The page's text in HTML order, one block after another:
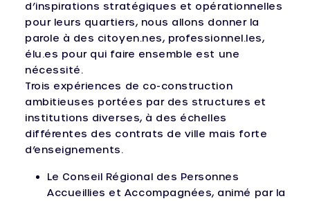
d’inspirations stratégiques et opérationnelles
pour leurs quartiers, nous allons donner la
parole à des citoyen.nes, professionnel.les,
élu.es pour qui faire ensemble est une
nécessité.
Trois expériences de co-construction
ambitieuses portées par des structures et
institutions diverses, à des échelles
différentes des contrats de ville mais forte
d’enseignements.
Le Conseil Régional des Personnes
Accueillies et Accompagnées, animé par la